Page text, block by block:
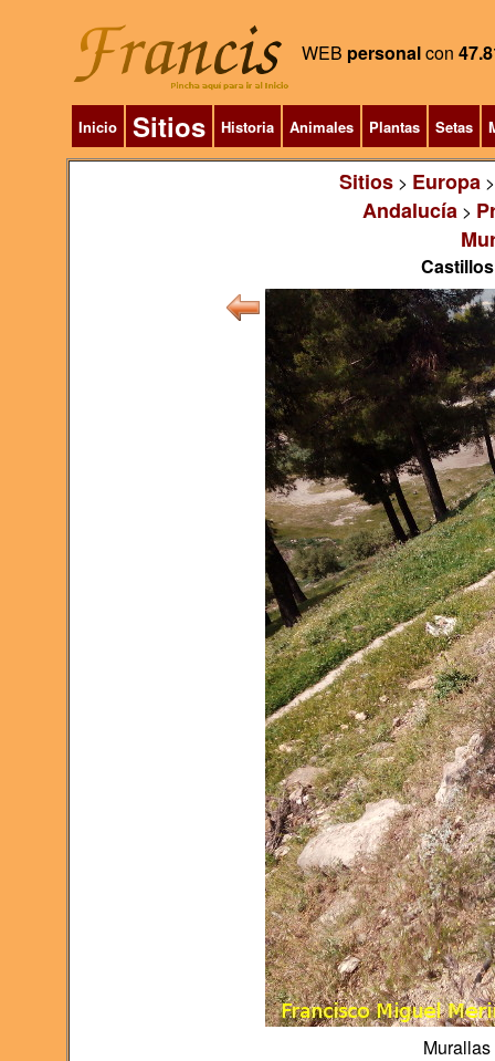
WEB personalcon
Inicio Sitios Historia Animales Plantas Setas
Sitios> Europa
Andalucía>